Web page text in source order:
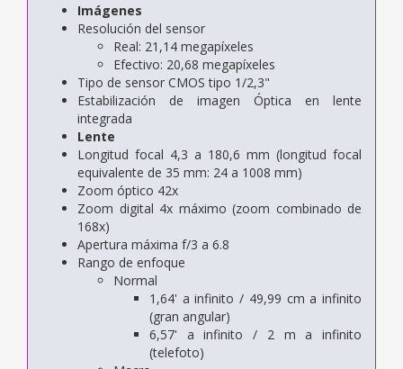
Imágenes
Resolución del sensor
Real: 21,14 megapíxeles
Efectivo: 20,68 megapíxeles
Tipo de sensor CMOS tipo 1/2,3"
Estabilización de imagen Óptica en lente
integrada
Lente
Longitud focal 4,3 a 180,6 mm (longitud focal
equivalente de 35 mm: 24 a 1008 mm)
Zoom óptico 42x
Zoom digital 4x máximo (zoom combinado de
168x)
Apertura máxima f/3 a 6.8
Rango de enfoque
Normal
1,64' a infinito / 49,99 cm a infinito
(gran angular)
6,57' a infinito / 2 m a infinito
(telefoto)